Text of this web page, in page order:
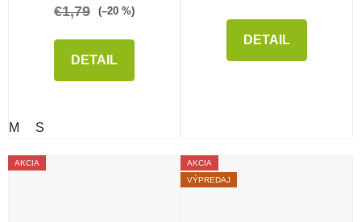
€1,79 (–20 %)
DETAIL
M S
DETAIL
AKCIA
AKCIA
VÝPREDAJ